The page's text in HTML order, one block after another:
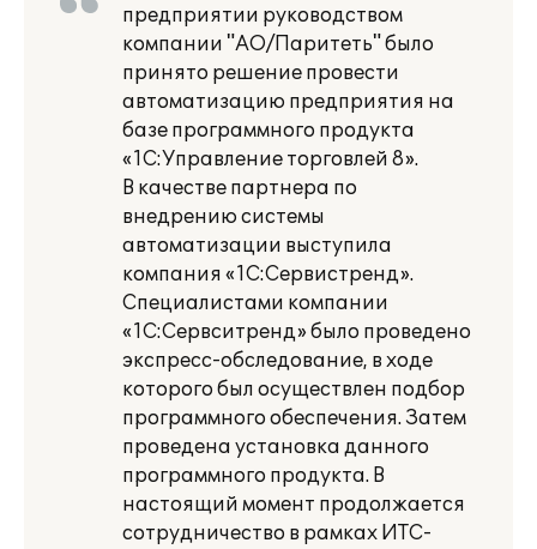
предприятии руководством
компании "АО/Паритеть" было
принято решение провести
автоматизацию предприятия на
базе программного продукта
«1С:Управление торговлей 8».
В качестве партнера по
внедрению системы
автоматизации выступила
компания «1С:Сервистренд».
Специалистами компании
«1С:Сервситренд» было проведено
экспресс-обследование, в ходе
которого был осуществлен подбор
программного обеспечения. Затем
проведена установка данного
программного продукта. В
настоящий момент продолжается
сотрудничество в рамках ИТС-